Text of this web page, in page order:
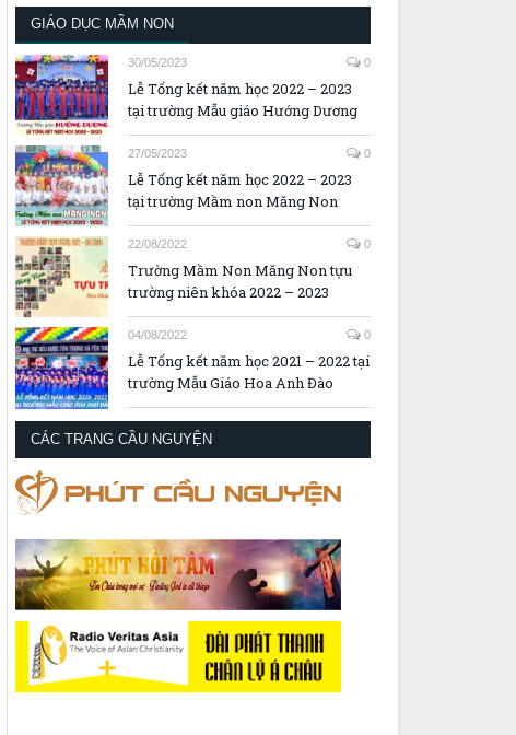
GIÁO DỤC MẦM NON
30/05/2023 0
Lễ Tổng kết năm học 2022 – 2023
tại trường Mẫu giáo Hướng Dương
27/05/2023 0
Lễ Tổng kết năm học 2022 – 2023
tại trường Mầm non Măng Non
22/08/2022 0
Trường Mầm Non Măng Non tựu
trường niên khóa 2022 – 2023
04/08/2022 0
Lễ Tổng kết năm học 2021 – 2022 tại
trường Mẫu Giáo Hoa Anh Đào
CÁC TRANG CẦU NGUYỆN